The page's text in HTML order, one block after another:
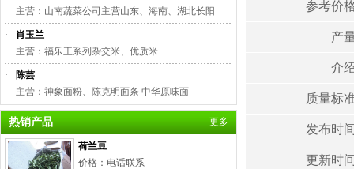
主营：山南蔬菜公司主营山东、海南、湖北长阳
·
肖玉兰
主营：福乐王系列杂交米、优质米
·
陈芸
主营：神象面粉、陈克明面条 中华原味面
热销产品 更多
荷兰豆
价格：电话联系
参考价
产
介
质量标
发布时
更新时